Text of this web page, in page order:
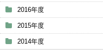
2016年度
2015年度
2014年度